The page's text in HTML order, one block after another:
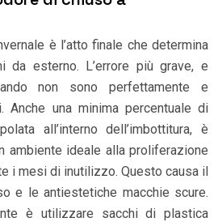
è l’atto finale che determina
da esterno. L’errore più grave, e
non sono perfettamente e
Anche una minima percentuale di
all’interno dell’imbottitura, è
ambiente ideale alla proliferazione
i mesi di inutilizzo. Questo causa il
e le antiestetiche macchie scure.
è utilizzare sacchi di plastica